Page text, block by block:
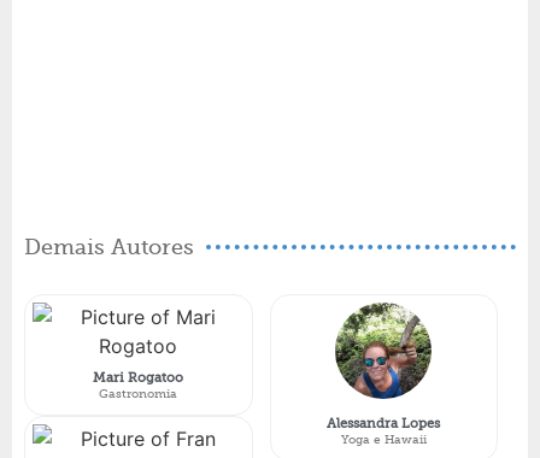
Demais Autores
Mari Rogatoo
Gastronomia
Alessandra Lopes
Yoga e Hawaii